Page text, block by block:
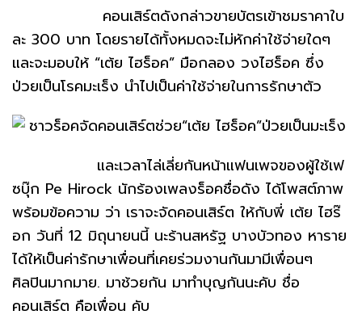
คอนเสิร์ตดังกล่าวขายบัตรเข้าชมราคาใบ
ละ 300 บาท โดยรายได้ทั้งหมดจะไม่หักค่าใช้จ่ายใดๆ
และจะมอบให้ “เต้ย ไฮร็อค” มือกลอง วงไฮร็อค ซึ่ง
ป่วยเป็นโรคมะเร็ง นำไปเป็นค่าใช้จ่ายในการรักษาตัว
และเวลาไล่เลี่ยกันหน้าแฟนเพจของผู้ใช้เฟ
ซบุ๊ก Pe Hirock นักร้องเพลงร็อคชื่อดัง ได้โพสต์ภาพ
พร้อมข้อความ ว่า เราจะจัดคอนเสิร์ต ให้กับพี่ เต้ย ไฮร๊
อก วันที่ 12 มิถุนายนนี้ นะร้านสหรัฐ บางบัวทอง หาราย
ได้ให้เป็นค่ารักษาเพื่อนที่เคยร่วมงานกันมามีเพื่อนๆ
ศิลปินมากมาย. มาช้วยกัน มาทำบุญกันนะคับ ชื่อ
คอนเสิร์ต คือเพื่อน คับ